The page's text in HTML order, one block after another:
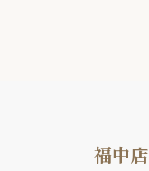
福中店